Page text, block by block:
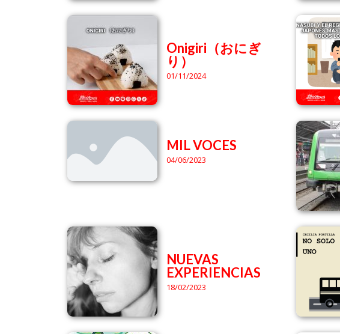
Onigiri（おにぎ
り）
01/11/2024
MIL VOCES
04/06/2023
NUEVAS
EXPERIENCIAS
18/02/2023